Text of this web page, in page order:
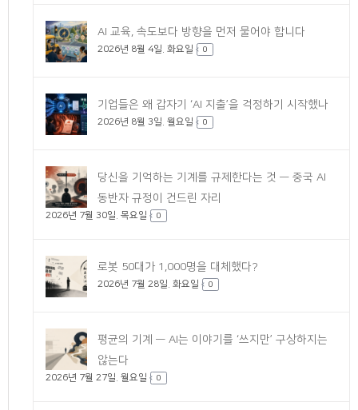
AI 교육, 속도보다 방향을 먼저 물어야 합니다
2026년 8월 4일. 화요일 0
기업들은 왜 갑자기 ‘AI 지출’을 걱정하기 시작했나
2026년 8월 3일. 월요일 0
당신을 기억하는 기계를 규제한다는 것 — 중국 AI
동반자 규정이 건드린 자리
2026년 7월 30일. 목요일 0
로봇 50대가 1,000명을 대체했다?
2026년 7월 28일. 화요일 0
평균의 기계 — AI는 이야기를 ‘쓰지만’ 구상하지는
않는다
2026년 7월 27일. 월요일 0